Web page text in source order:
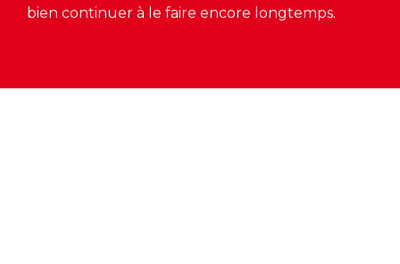
bien continuer à le faire encore longtemps.